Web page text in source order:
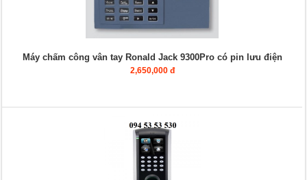
Máy chấm công vân tay Ronald Jack 9300Pro có pin lưu điện
2,650,000 đ